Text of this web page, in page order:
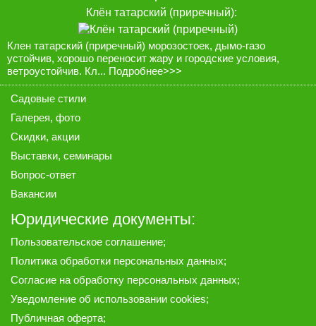
Клён татарский (приречный):
Клен татарский (приречный) морозостоек, дымо-газо
устойчив, хорошо переносит жару и городские условия,
ветроустойчив. Кл... Подробнее>>>
Садовые стили
Галерея, фото
Скидки, акции
Выставки, семинары
Вопрос-ответ
Вакансии
Юридические документы:
Пользовательское соглашение;
Политика обработки персональных данных;
Согласие на обработку персональных данных;
Уведомление об использовании cookies;
Публичная оферта;